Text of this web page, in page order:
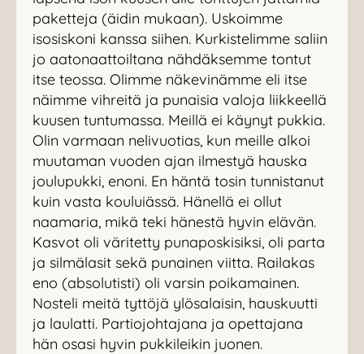
paketteja (äidin mukaan). Uskoimme
isosiskoni kanssa siihen. Kurkistelimme saliin
jo aatonaattoiltana nähdäksemme tontut
itse teossa. Olimme näkevinämme eli itse
näimme vihreitä ja punaisia valoja liikkeellä
kuusen tuntumassa. Meillä ei käynyt pukkia.
Olin varmaan nelivuotias, kun meille alkoi
muutaman vuoden ajan ilmestyä hauska
joulupukki, enoni. En häntä tosin tunnistanut
kuin vasta kouluiässä. Hänellä ei ollut
naamaria, mikä teki hänestä hyvin elävän.
Kasvot oli väritetty punaposkisiksi, oli parta
ja silmälasit sekä punainen viitta. Railakas
eno (absolutisti) oli varsin poikamainen.
Nosteli meitä tyttöjä ylösalaisin, hauskuutti
ja laulatti. Partiojohtajana ja opettajana
hän osasi hyvin pukkileikin juonen.